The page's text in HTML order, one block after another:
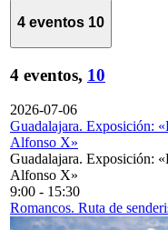
4 eventos 10
4 eventos, 10
2026-07-06
Guadalajara. Exposición:
Alfonso X»
Guadalajara. Exposición:
Alfonso X»
9:00 - 15:30
Romancos. Ruta de